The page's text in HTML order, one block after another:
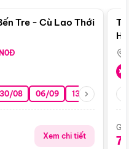
Tre - Cù Lao Thới
30/08 06/09 13/09 20/09
Xem chi tiết